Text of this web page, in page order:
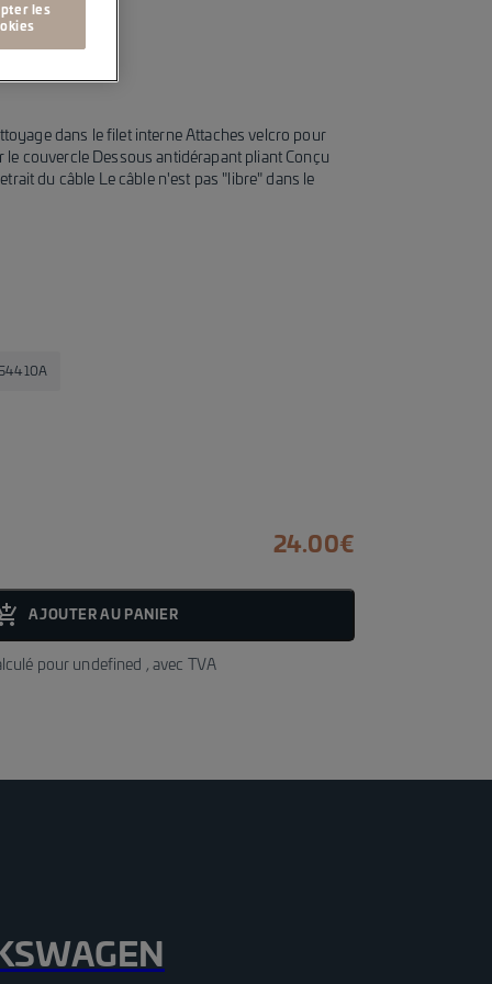
dans le filet interne Attaches velcro pour
le couvercle Dessous antidérapant pliant Conçu
du câble Le câble n'est pas "libre" dans le
24.00€
AJOUTER AU PANIER
pour undefined , avec TVA
les